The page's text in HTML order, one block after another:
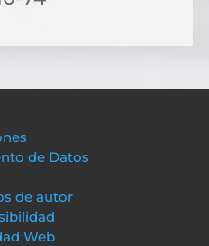
de Datos
de autor
Web